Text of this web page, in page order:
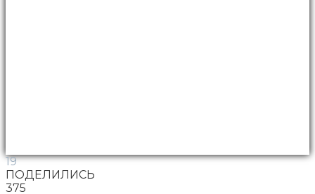
19
ПОДЕЛИЛИСЬ
375